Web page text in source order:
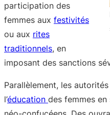
participation des
femmes aux festivités
ou aux rites
traditionnels, en
imposant des sanctions
Parallèlement, les
l’éducation des femmes en